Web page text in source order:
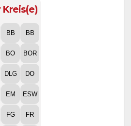
BB BB
BO BOR
DLG DO
EM ESW
FG FR